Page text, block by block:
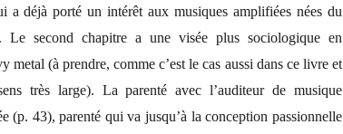
a déjà porté un intérêt aux musiques amplifiées nées du
second chapitre a une visée plus sociologique en
metal (à prendre, comme c’est le cas aussi dans ce livre et
très large). La parenté avec l’auditeur de musique
(p. 43), parenté qui va jusqu’à la conception passionnelle